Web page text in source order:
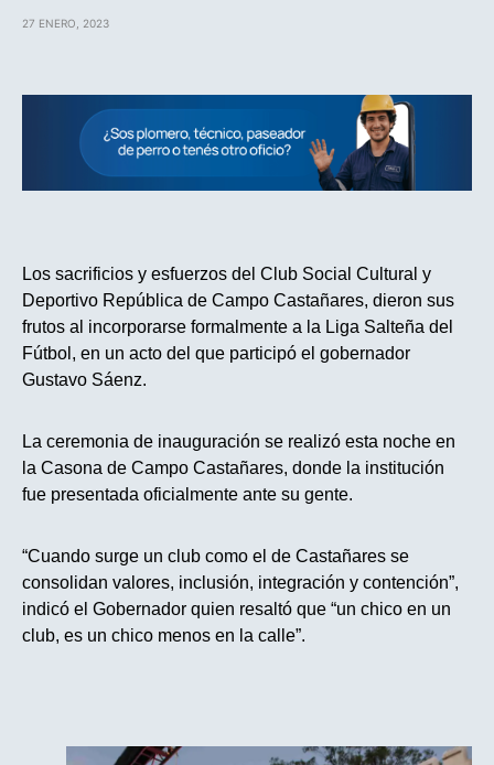
27 ENERO, 2023
Los sacrificios y esfuerzos del Club Social Cultural y
Deportivo República de Campo Castañares, dieron sus
frutos al incorporarse formalmente a la Liga Salteña del
Fútbol, en un acto del que participó el gobernador
Gustavo Sáenz.
La ceremonia de inauguración se realizó esta noche en
la Casona de Campo Castañares, donde la institución
fue presentada oficialmente ante su gente.
“Cuando surge un club como el de Castañares se
consolidan valores, inclusión, integración y contención”,
indicó el Gobernador quien resaltó que “un chico en un
club, es un chico menos en la calle”.